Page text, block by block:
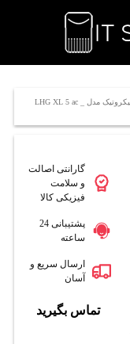
/ رادیو بی‌سیم میکروتیک مدل LHG XL 5 ac _
گارانتی اصالت
و سلامت
فیزیکی کالا
پشتیبانی 24
ساعته
ارسال سریع و
آسان
تماس بگیرید